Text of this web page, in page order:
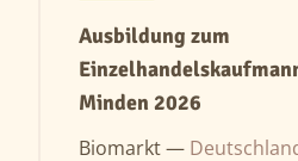
Ausbildung zum
Minden 2026
Biomarkt —